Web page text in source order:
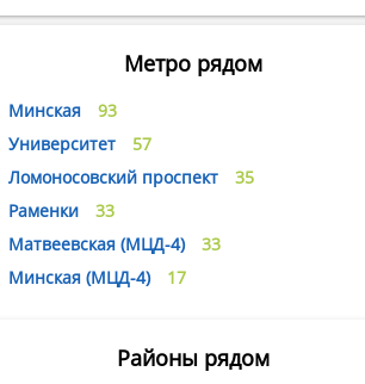
Метро рядом
Минская
93
Университет
57
Ломоносовский проспект
35
Раменки
33
Матвеевская (МЦД-4)
33
Минская (МЦД-4)
17
Районы рядом